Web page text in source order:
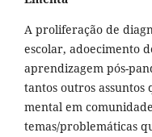
A proliferação de
escolar, adoecimento
aprendizagem pós-
tantos outros assuntos
mental em
temas/problemáticas